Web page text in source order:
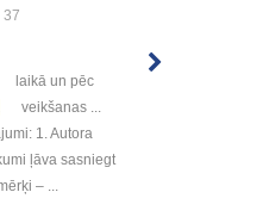
37
laikā un pēc
veikšanas ...
1. Autora
ļāva sasniegt
– ...